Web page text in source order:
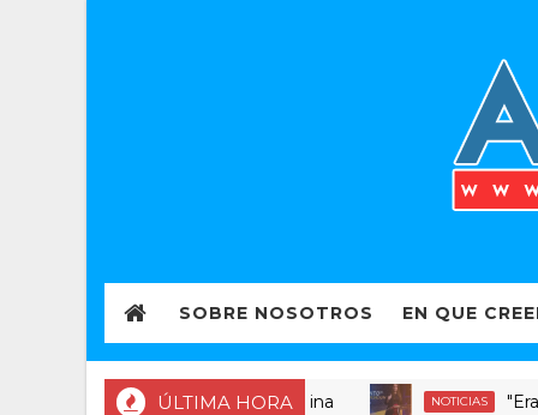
SOBRE NOSOTROS EN QUE
ÚLTIMA HORA NOTICIAS "Era